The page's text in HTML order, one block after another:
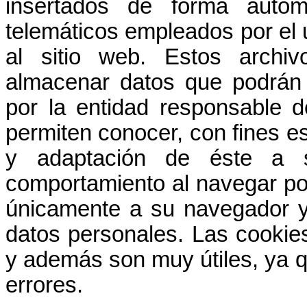
insertados de forma
telemáticos empleados por
al sitio web. Estos
almacenar datos que
por la entidad responsable
permiten conocer, con fines
y adaptación de éste a
comportamiento al navegar
únicamente a su navegador
datos personales. Las
y además son muy útiles, ya
errores.